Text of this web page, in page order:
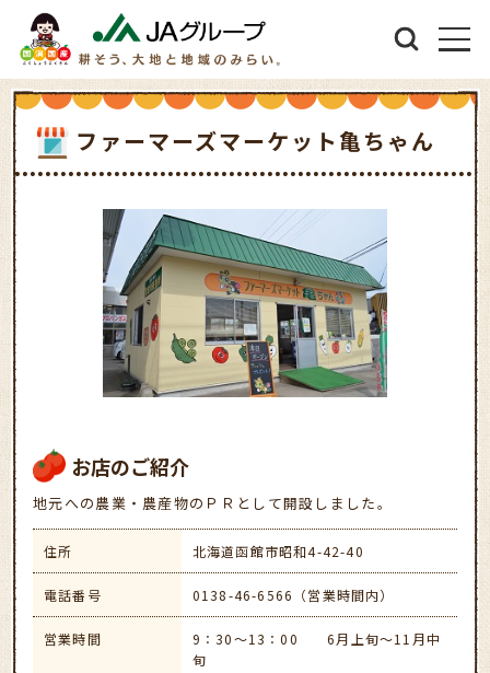
ファーマーズマーケット亀ちゃん
お店のご紹介
地元への農業・農産物のＰＲとして開設しました。
住所 北海道函館市昭和4-42-40
電話番号 0138-46-6566（営業時間内）
営業時間
9：30～13：00 6月上旬～11月中
旬